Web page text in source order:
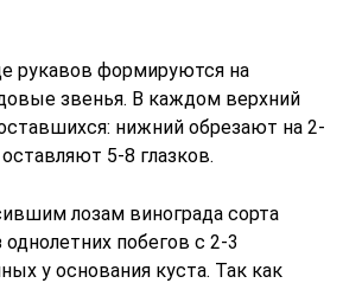
рукавов формируются на
звенья. В каждом верхний
нижний обрезают на 2-
5-8 глазков.
лозам винограда сорта
однолетних побегов с 2-3
у основания куста. Так как